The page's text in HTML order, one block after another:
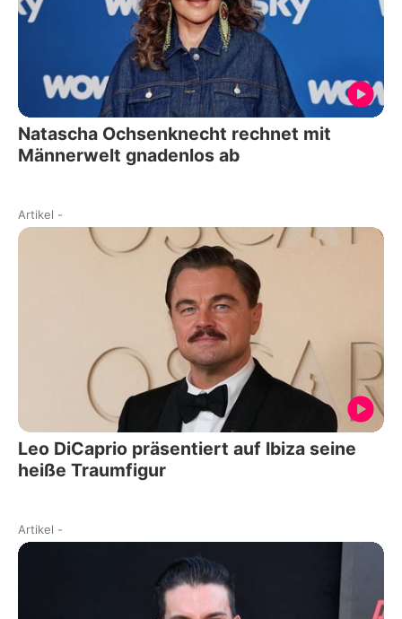
Natascha Ochsenknecht rechnet mit
Männerwelt gnadenlos ab
Artikel -
Leo DiCaprio präsentiert auf Ibiza seine
heiße Traumfigur
Artikel -